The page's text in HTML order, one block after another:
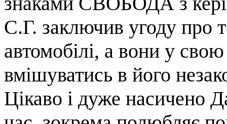
С.Г. заключив угоду про
автомобілі, а вони у
вмішуватись в його
Цікаво і дуже насичено